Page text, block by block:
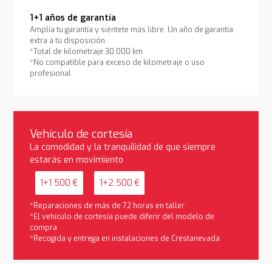
1+1 años de garantía
Amplía tu garantía y siéntete más libre. Un año de garantía
extra a tu disposición.
*Total de kilometraje 30.000 km
*No compatible para exceso de kilometraje o uso
profesional
Vehículo de cortesía
La comodidad y la tranquilidad de que siempre
estarás en movimiento
1+1 500 € 1+2 500 €
*Reparaciones de más de 72 horas en taller
*El vehículo de cortesía puede diferir del modelo de
compra
*Recogida y entrega en instalaciones de Crestanevada